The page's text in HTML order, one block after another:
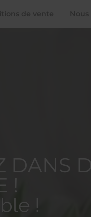
DANS
!
!